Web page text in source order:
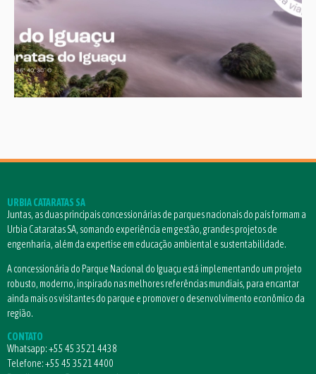
URBIA CATARATAS SA
Juntas, as duas principais concessionárias de parques nacionais do país formam a
Urbia Cataratas SA, somando experiência em gestão, grandes projetos de
engenharia, além da expertise em educação ambiental e sustentabilidade.
A concessionária do Parque Nacional do Iguaçu está implementando um projeto
robusto, moderno, inspirado nas melhores referências mundiais, para encantar
ainda mais os visitantes do parque e promover o desenvolvimento econômico da
região.
CONTATO
Whatsapp:+55 45 3521 4438
Telefone:+55 45 3521 4400